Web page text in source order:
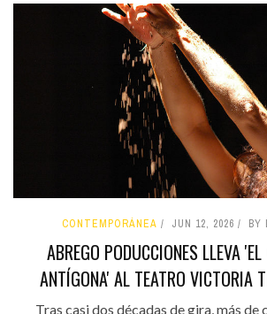
CONTEMPORÁNEA JUN 12, 2026 BY
ABREGO PODUCCIONES LLEVA
ANTÍGONA' AL TEATRO VICTORIA
Tras casi dos décadas de gira, más de